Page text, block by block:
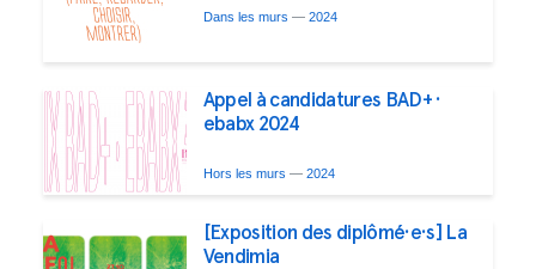
Dans les murs — 2024
Appel à candidatures BAD+ ·
ebabx 2024
Hors les murs — 2024
[Exposition des diplômé·e·s] La
Vendimia